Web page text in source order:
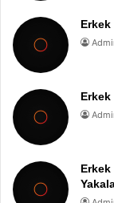
Erkek
Erkek
Erkek